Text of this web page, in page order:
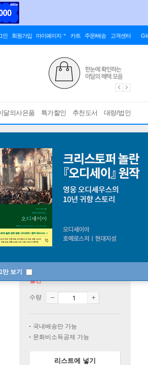
인 회원가입 마이페이지 카트 주문/배송 고객센터
달의사은품 특가할인 추천도서 대량/법인
만 보기
절판
수량
국내배송만 가능
문화비소득공제 가능
리스트에 넣기